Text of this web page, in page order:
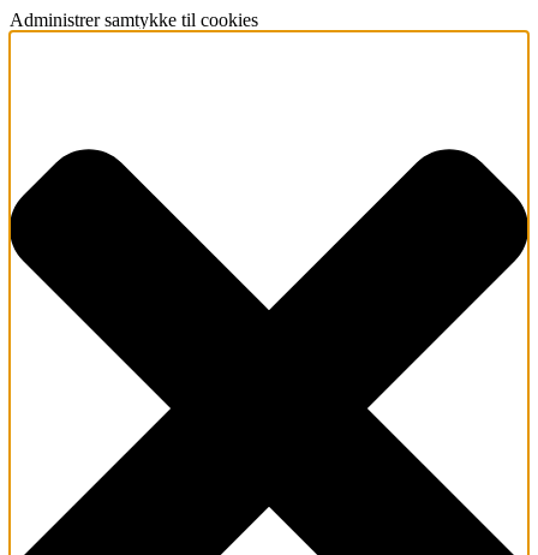
Administrer samtykke til cookies